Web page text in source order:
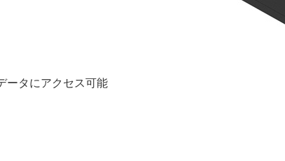
ータにアクセス可能